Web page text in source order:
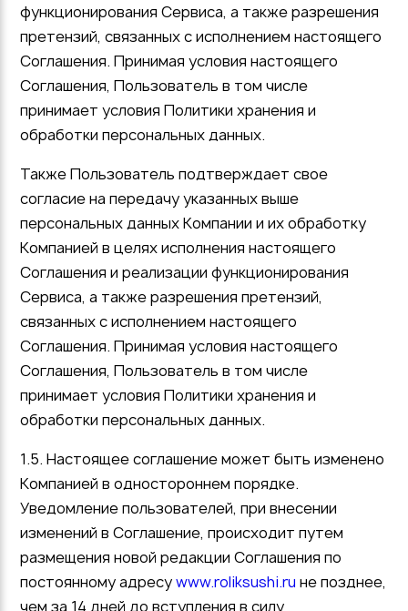
функционирования Сервиса, а также разрешения
претензий, связанных с исполнением настоящего
Соглашения. Принимая условия настоящего
Соглашения, Пользователь в том числе
принимает условия Политики хранения и
обработки персональных данных.
Также Пользователь подтверждает свое
согласие на передачу указанных выше
персональных данных Компании и их обработку
Компанией в целях исполнения настоящего
Соглашения и реализации функционирования
Сервиса, а также разрешения претензий,
связанных с исполнением настоящего
Соглашения. Принимая условия настоящего
Соглашения, Пользователь в том числе
принимает условия Политики хранения и
обработки персональных данных.
1.5. Настоящее соглашение может быть изменено
Компанией в одностороннем порядке.
Уведомление пользователей, при внесении
изменений в Соглашение, происходит путем
размещения новой редакции Соглашения по
постоянному адресуwww.roliksushi.ru не позднее,
чем за 14 дней до вступления в силу